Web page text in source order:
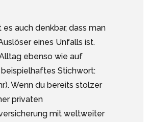
es auch denkbar, dass man
eines Unfalls ist.
ebenso wie auf
beispielhaftes Stichwort:
Wenn du bereits stolzer
privaten
mit weltweiter